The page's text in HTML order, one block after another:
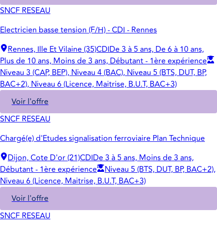
SNCF RESEAU
Electricien basse tension (F/H) - CDI - Rennes
Rennes, Ille Et Vilaine (35)CDIDe 3 à 5 ans, De 6 à 10 ans,
Plus de 10 ans, Moins de 3 ans, Débutant - 1ère expérience
Niveau 3 (CAP, BEP), Niveau 4 (BAC), Niveau 5 (BTS, DUT, BP,
BAC+2), Niveau 6 (Licence, Maitrise, B.U.T, BAC+3)
Voir l'offre
SNCF RESEAU
Chargé(e) d'Etudes signalisation ferroviaire Plan Technique
Dijon, Cote D'or (21)CDIDe 3 à 5 ans, Moins de 3 ans,
Débutant - 1ère expérience
Niveau 5 (BTS, DUT, BP, BAC+2),
Niveau 6 (Licence, Maitrise, B.U.T, BAC+3)
Voir l'offre
SNCF RESEAU